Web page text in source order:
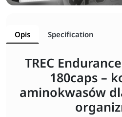
Opis Specification
TREC
180caps –
aminokwasów